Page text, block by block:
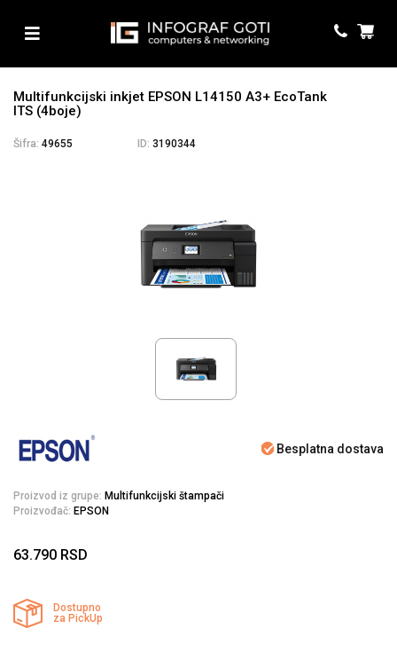
Multifunkcijski inkjet EPSON L14150 A3+ EcoTank
ITS (4boje)
Šifra: 49655 ID: 3190344
Besplatna dostava
Proizvod iz grupe: Multifunkcijski štampači
Proizvođač: EPSON
63.790 RSD
Dostupno
za PickUp